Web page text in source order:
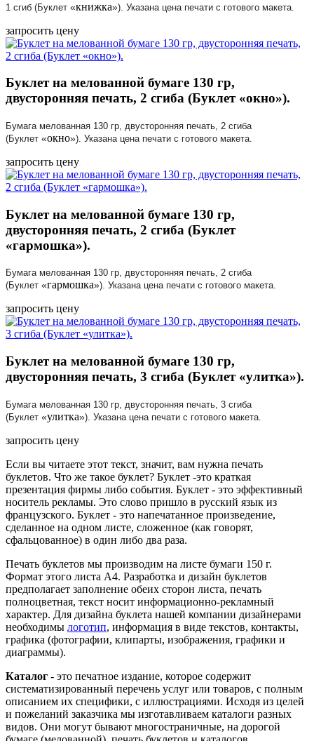
1 сгиб (Буклет «книжка»). Указана цена печати с готового макета.
запросить цену
Буклет на мелованной бумаге 130 гр,
двусторонняя печать, 2 сгиба (Буклет «окно»).
Бумага мелованная 130 гр, двусторонняя печать, 2 сгиба
(Буклет «окно»). Указана цена печати с готового макета.
запросить цену
Буклет на мелованной бумаге 130 гр,
двусторонняя печать, 2 сгиба (Буклет
«гармошка»).
Бумага мелованная 130 гр, двусторонняя печать, 2 сгиба
(Буклет «гармошка»). Указана цена печати с готового макета.
запросить цену
Буклет на мелованной бумаге 130 гр,
двусторонняя печать, 3 сгиба (Буклет «улитка»).
Бумага мелованная 130 гр, двусторонняя печать, 3 сгиба
(Буклет «улитка»). Указана цена печати с готового макета.
запросить цену
Если вы читаете этот текст, значит, вам нужна печать
буклетов. Что же такое буклет? Буклет -это краткая
презентация фирмы либо события. Буклет - это эффективный
носитель рекламы. Это слово пришло в русский язык из
французского. Буклет - это напечатанное произведение,
сделанное на одном листе, сложенное (как говорят,
сфальцованное) в один либо два раза.
Печать буклетов мы производим на листе бумаги 150 г.
Формат этого листа А4. Разработка и дизайн буклетов
предполагает заполнение обеих сторон листа, печать
полноцветная, текст носит информационно-рекламный
характер. Для дизайна буклета нашей компании дизайнерами
необходимы логотип, информация в виде текстов, контакты,
графика (фотографии, клипарты, изображения, графики и
диаграммы).
Каталог - это печатное издание, которое содержит
систематизированный перечень услуг или товаров, с полным
описанием их специфики, с иллюстрациями. Исходя из целей
и пожеланий заказчика мы изготавливаем каталоги разных
видов. Они могут бывают многостраничные, на дорогой